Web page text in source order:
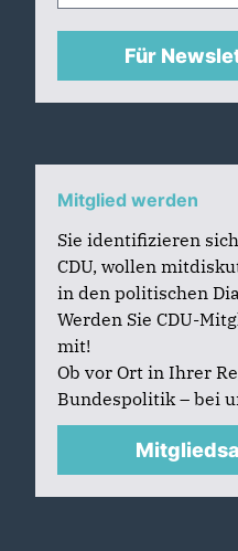
Für
Mitglied werden
Sie identifizieren
CDU, wollen
in den politischen
Werden Sie CDU-
mit!
Ob vor Ort in Ihrer
Bundespolitik – bei